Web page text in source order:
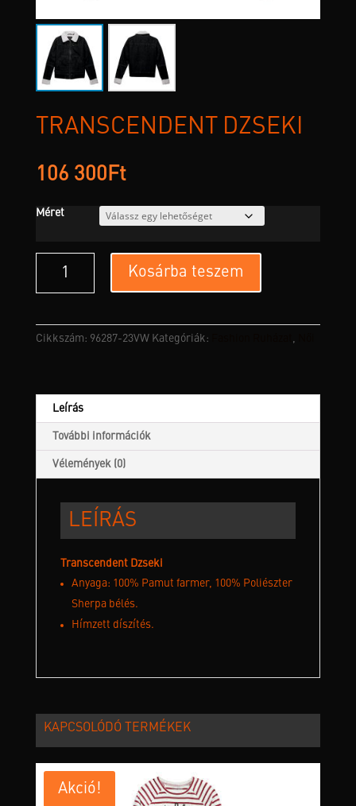
TRANSCENDENT DZSEKI
106 300Ft
Méret
Dzseki
Kosárba teszem
Cikkszám: 96287-23VW Kategóriák: ,
Leírás
További információk
Vélemények (0)
LEÍRÁS
Transcendent Dzseki
Anyaga: 100% Pamut farmer, 100% Poliészter
Sherpa bélés.
Hímzett díszítés.
KAPCSOLÓDÓ TERMÉKEK
Akció!